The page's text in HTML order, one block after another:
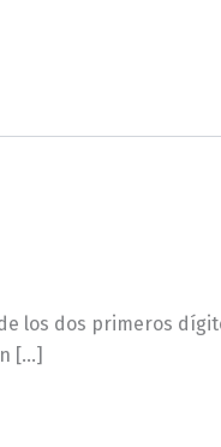
de los dos primeros
[…]